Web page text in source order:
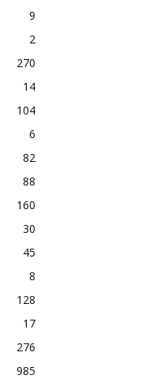
9
2
270
14
104
6
82
88
160
30
45
8
128
17
276
985